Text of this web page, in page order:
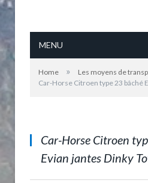
MENU
Home » Les moyens de
Car-Horse Citroen type 23 bâché
Car-Horse Citroen
Evian jantes Dinky